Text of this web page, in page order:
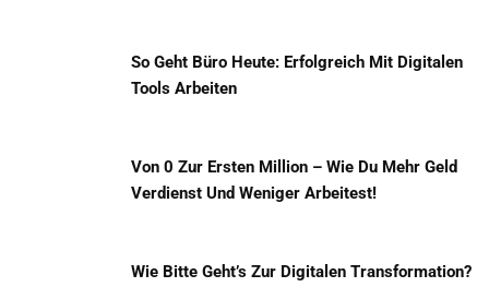
So Geht Büro Heute: Erfolgreich Mit Digitalen
Tools Arbeiten
Von 0 Zur Ersten Million – Wie Du Mehr Geld
Verdienst Und Weniger Arbeitest!
Wie Bitte Geht’s Zur Digitalen Transformation?